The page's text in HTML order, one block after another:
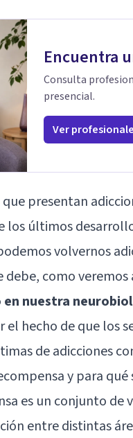
Encuentra
Consulta
presencial.
Ver
presentan
los últimos
volvernos
debe, como
nuestra
el hecho de que los
de adicciones
y para qué
es un conjunto
entre distintas